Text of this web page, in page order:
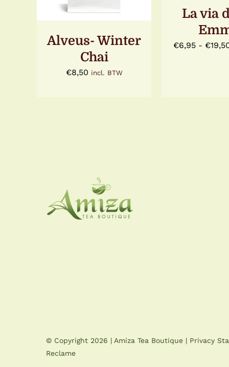
Alveus- Winter
Chai
€8,50 incl. BTW
OPTIE
KAN
La via
€6,95 - €
© Copyright 2026 | Amiza Tea Boutique | Privacy
Reclame